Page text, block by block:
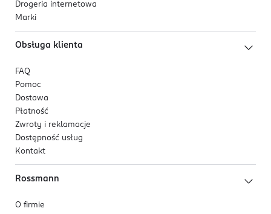
Drogeria internetowa
Marki
Obsługa klienta
FAQ
Pomoc
Dostawa
Płatność
Zwroty i reklamacje
Dostępność usług
Kontakt
Rossmann
O firmie